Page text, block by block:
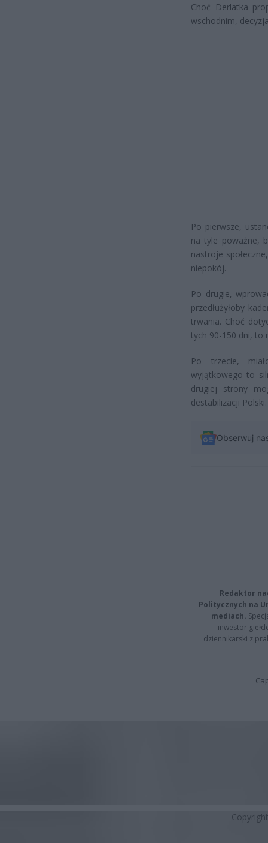
Choć Derlatka
wschodnim,
Po pierwsze,
na tyle poważne,
nastroje
niepokój.
Po drugie,
przedłużyłoby
trwania. Choć
tych 90-150 dni, to
Po trzecie,
wyjątkowego to
drugiej strony
destabilizacji Polski.
Obserwuj
Redaktor
Politycznych na
mediach.
inwestor
dziennikarski z